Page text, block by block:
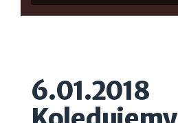
6.01.2018